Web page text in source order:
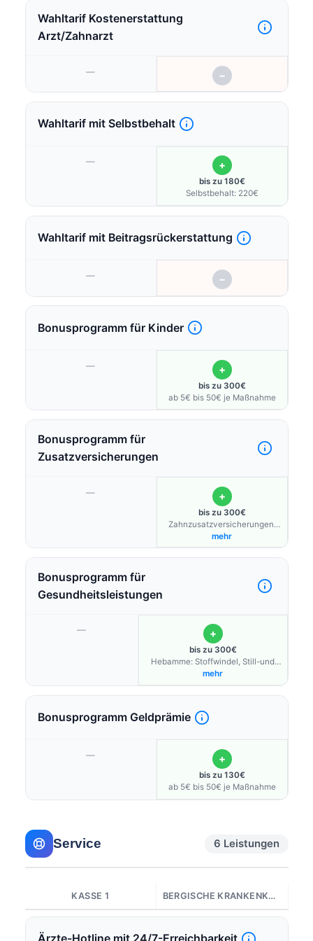
Wahltarif Kostenerstattung
Arzt/Zahnarzt
— −
Wahltarif mit Selbstbehalt
— +
bis zu 180€
Selbstbehalt: 220€
Wahltarif mit Beitragsrückerstattung
— −
Bonusprogramm für Kinder
— +
bis zu 300€
ab 5€ bis 50€ je Maßnahme
Bonusprogramm für
Zusatzversicherungen
— +
bis zu 300€
Zahnzusatzversicherungen,
Zusatzversicherungen für
Sehhilfen & Naturheilverfahren
mehr
Bonusprogramm für
Gesundheitsleistungen
— +
bis zu 300€
Hebamme: Stoffwindel, Still-und
Trageberatung, Beikosteinführung,
Babymassage, Einschreibegebühr
Nabelschnurblut-Konservierung;
Programm), DELFI
Schwimmen, Wassergewöhnung;
Sport: Startgebühr einer
Sportveranstaltung, Aus- und
Fortbildung für Übungsleiter /
Lachgas gegen die Angst,
Leistungen nach dem Hufeland-
Verzeichnis und dem
Gebührenverzeichnis der
Heilpraktiker; CheckUp außerhalb
mehr
Bonusprogramm Geldprämie
— +
bis zu 130€
ab 5€ bis 50€ je Maßnahme
Service 6 Leistungen
KASSE 1 BERGISCHE KRANKENKASSE